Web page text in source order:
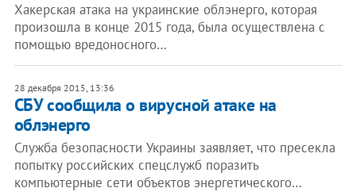
Хакерская атака на украинские облэнерго, которая
произошла в конце 2015 года, была осуществлена с
помощью вредоносного…
28 декабря 2015, 13:36
СБУ сообщила о вирусной атаке на
облэнерго
Служба безопасности Украины заявляет, что пресекла
попытку российских спецслужб поразить
компьютерные сети объектов энергетического…